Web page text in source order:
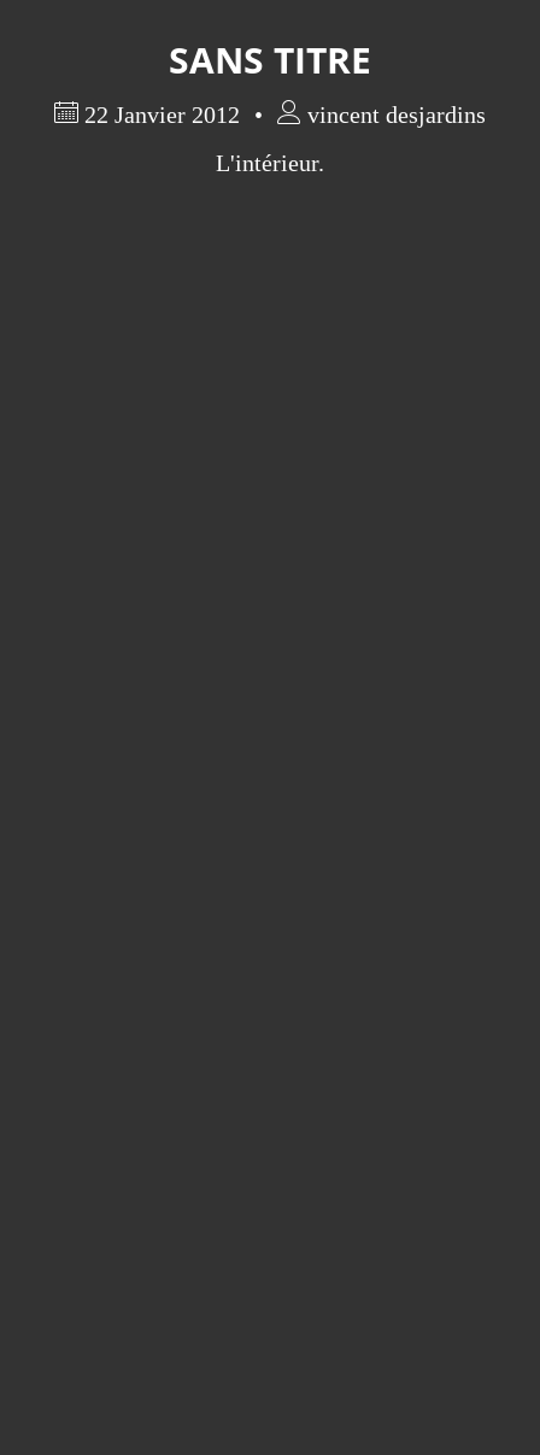
SANS TITRE
22 Janvier 2012
vincent desjardins
L'intérieur.